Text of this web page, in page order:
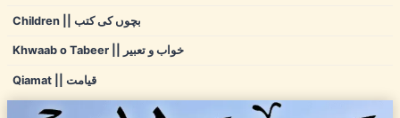
Children || بچوں کی کتب
Khwaab o Tabeer || خواب و تعبیر
Qiamat || قیامت